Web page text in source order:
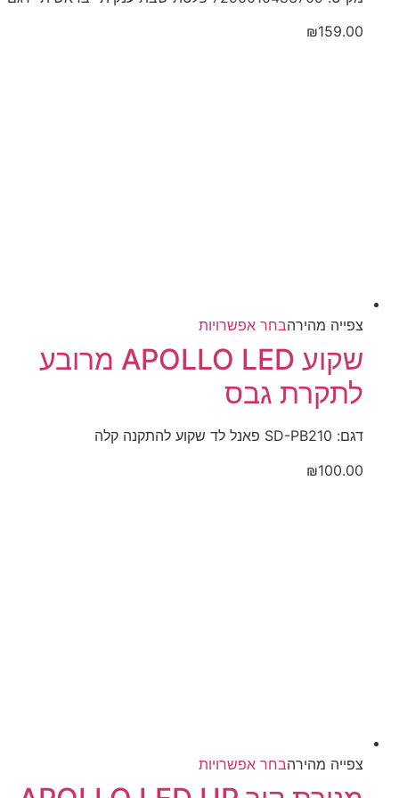
₪159.00
צפייה‬ ‫מהירה‬בחר אפשרויותלמוצר
זה
יש
ניתן
שקוע APOLLO LED מרובע
לתקרת גבס
דגם: SD-PB210 פאנל לד שקוע להתקנה קלה
₪100.00
צפייה‬ ‫מהירה‬בחר אפשרויותלמוצר